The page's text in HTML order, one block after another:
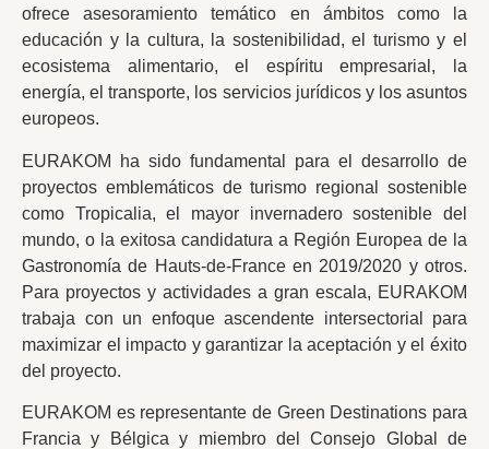
ofrece asesoramiento temático en ámbitos como la
educación y la cultura, la sostenibilidad, el turismo y el
ecosistema alimentario, el espíritu empresarial, la
energía, el transporte, los servicios jurídicos y los asuntos
europeos.
EURAKOM ha sido fundamental para el desarrollo de
proyectos emblemáticos de turismo regional sostenible
como Tropicalia, el mayor invernadero sostenible del
mundo, o la exitosa candidatura a Región Europea de la
Gastronomía de Hauts-de-France en 2019/2020 y otros.
Para proyectos y actividades a gran escala, EURAKOM
trabaja con un enfoque ascendente intersectorial para
maximizar el impacto y garantizar la aceptación y el éxito
del proyecto.
EURAKOM es representante de Green Destinations para
Francia y Bélgica y miembro del Consejo Global de